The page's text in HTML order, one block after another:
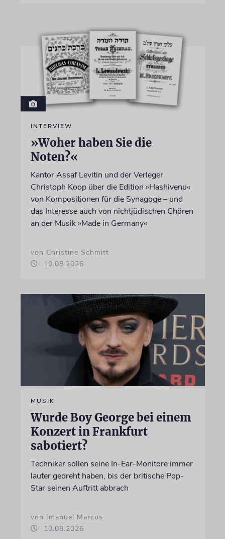
INTERVIEW
»Woher haben Sie die
Noten?«
Kantor Assaf Levitin und der Verleger
Christoph Koop über die Edition »Hashivenu«
von Kompositionen für die Synagoge – und
das Interesse auch von nichtjüdischen Chören
an der Musik »Made in Germany«
von Christine Schmitt
10.08.2026
MUSIK
Wurde Boy George bei einem
Konzert in Frankfurt
sabotiert?
Techniker sollen seine In-Ear-Monitore immer
lauter gedreht haben, bis der britische Pop-
Star seinen Auftritt abbrach
von Imanuel Marcus
10.08.2026